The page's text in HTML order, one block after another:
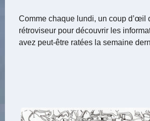
Comme chaque lundi, un coup d’œil
rétroviseur pour découvrir les
avez peut-être ratées la semaine